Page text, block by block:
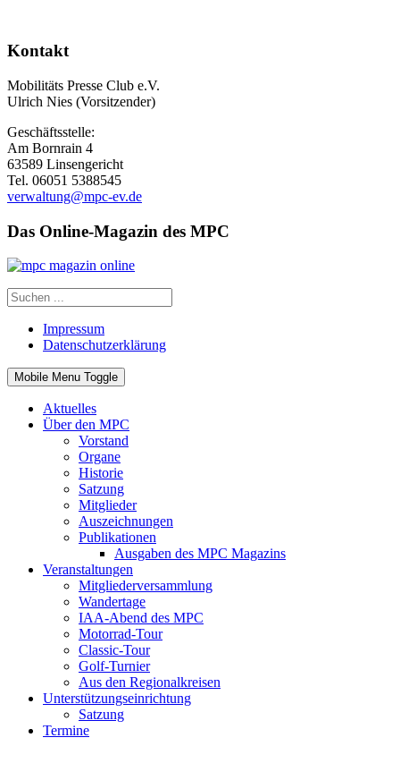
Kontakt
Mobilitäts Presse Club e.V.
Ulrich Nies (Vorsitzender)
Geschäftsstelle:
Am Bornrain 4
63589 Linsengericht
Tel. 06051 5388545
verwaltung@mpc-ev.de
Das Online-Magazin des MPC
Impressum
Datenschutzerklärung
Mobile Menu Toggle
Aktuelles
Über den MPC
Vorstand
Organe
Historie
Satzung
Mitglieder
Auszeichnungen
Publikationen
Ausgaben des MPC Magazins
Veranstaltungen
Mitgliederversammlung
Wandertage
IAA-Abend des MPC
Motorrad-Tour
Classic-Tour
Golf-Turnier
Aus den Regionalkreisen
Unterstützungseinrichtung
Satzung
Termine